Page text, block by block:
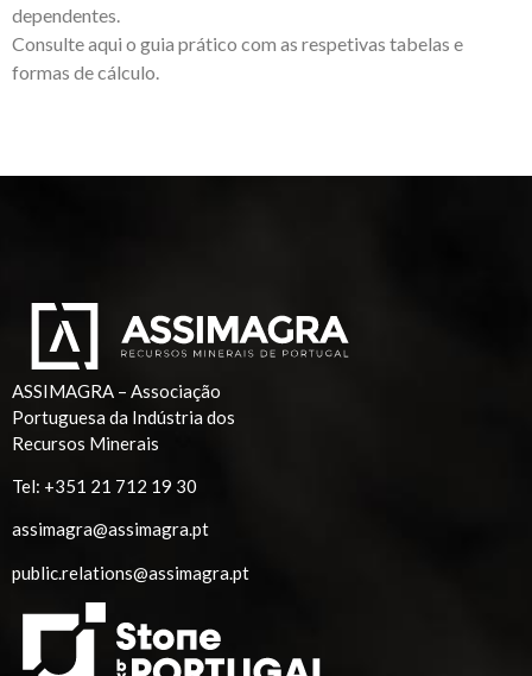
dependentes.
Consulte aqui o guia prático com as respetivas tabelas e
formas de cálculo.
ASSIMAGRA – Associação
Portuguesa da Indústria dos
Recursos Minerais
Tel: +351 21 712 19 30
assimagra@assimagra.pt
public.relations@assimagra.pt